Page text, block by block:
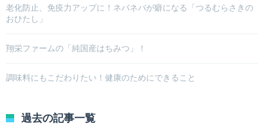
老化防止、免疫力アップに！ネバネバが癖になる「つるむらさきの
おひたし」
翔栄ファームの「純国産はちみつ」！
調味料にもこだわりたい！健康のためにできること
過去の記事一覧